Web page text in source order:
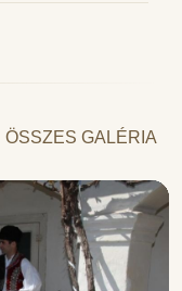
ÖSSZES GALÉRIA